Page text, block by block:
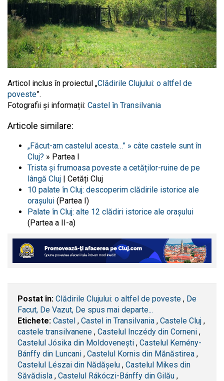
Articol inclus în proiectul „Clădirile Clujului: o altfel de
poveste”.
Fotografii și informații: Castel în Transilvania
Articole similare:
„Făcut-am castelul acesta…” » câte castele sunt în
Cluj? » Partea I
Trista și frumoasa poveste a cetăților-ruine de pe
lângă Cluj | Cetăți Cluj
10 palate în Cluj: descoperim clădirile istorice ale
orașului (Partea I)
Palate în Cluj: alte 12 clădiri istorice ale orașului
(Partea a II-a)
Postat în: Clădirile Clujului: o altfel de poveste , De
Facut, De Vazut, De spus mai departe...
Etichete: Castel , Castel in Transilvania , Castele Cluj ,
castele transilvanene , Castelul Inczédy din Corneni ,
Castelul Jósika din Moldovenești , Castelul Kemény-
Bánffy din Luncani , Castelul Kornis din Mănăstirea ,
Castelul Lészai din Nădășelu , Castelul Mikes din
Săvădisla , Castelul Rákóczi-Bánffy din Gilău ,